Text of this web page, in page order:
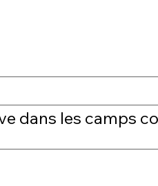
dans les camps